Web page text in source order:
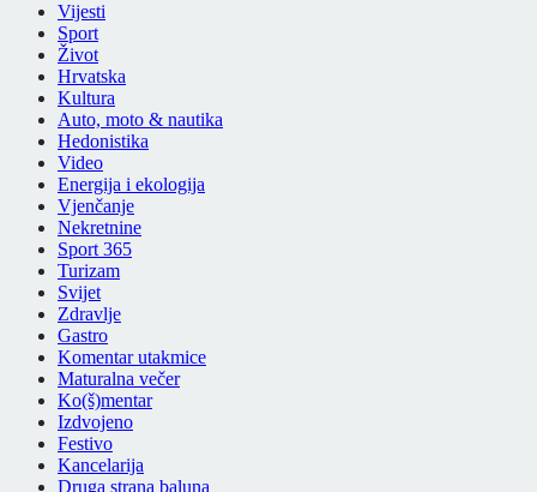
Vijesti
Sport
Život
Hrvatska
Kultura
Auto, moto & nautika
Hedonistika
Video
Energija i ekologija
Vjenčanje
Nekretnine
Sport 365
Turizam
Svijet
Zdravlje
Gastro
Komentar utakmice
Maturalna večer
Ko(š)mentar
Izdvojeno
Festivo
Kancelarija
Druga strana baluna